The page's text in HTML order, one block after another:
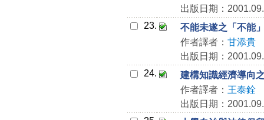
出版日期：
23.
不能未遂之「不能
作者譯者： 甘添貴
出版日期：
24.
建構知識經濟導向
作者譯者： 王泰銓
出版日期：